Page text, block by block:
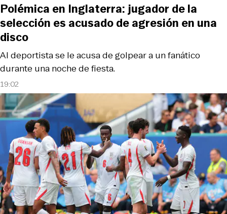
19:02
Al deportista se le acusa de golpear a un fanático
durante una noche de fiesta.
Polémica en Inglaterra: jugador de la
selección es acusado de agresión en una
disco